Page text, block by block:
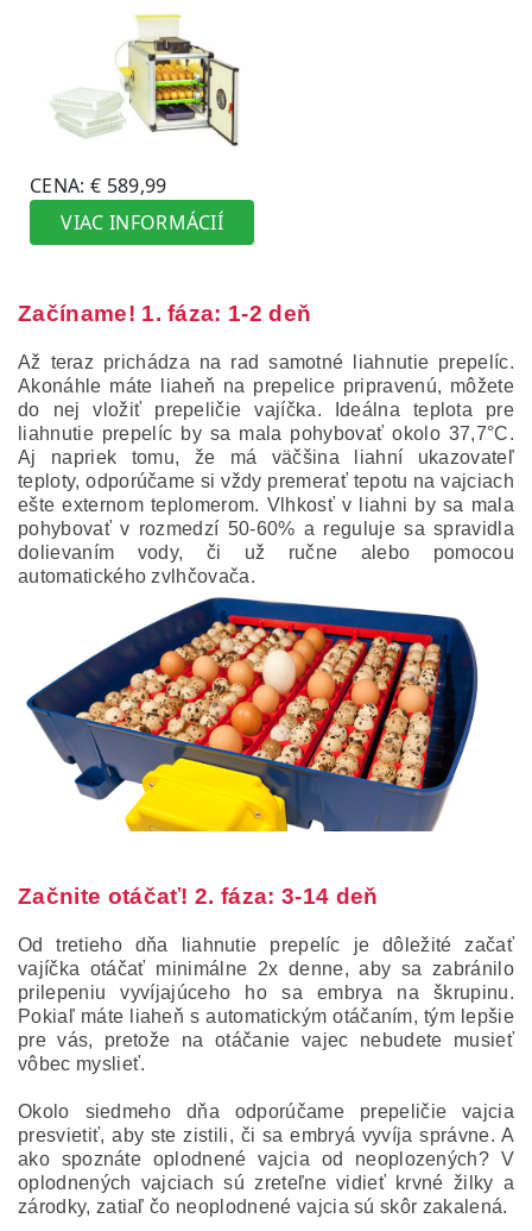
Začíname! 1. fáza: 1-2 deň
Až teraz prichádza na rad samotné liahnutie prepelíc.
Akonáhle máte liaheň na prepelice pripravenú, môžete
do nej vložiť prepeličie vajíčka. Ideálna teplota pre
liahnutie prepelíc by sa mala pohybovať okolo 37,7°C.
Aj napriek tomu, že má väčšina liahní ukazovateľ
teploty, odporúčame si vždy premerať tepotu na vajciach
ešte externom teplomerom. Vlhkosť v liahni by sa mala
pohybovať v rozmedzí 50-60% a reguluje sa spravidla
dolievaním vody, či už ručne alebo pomocou
automatického zvlhčovača.
Začnite otáčať! 2. fáza: 3-14 deň
Od tretieho dňa liahnutie prepelíc je dôležité začať
vajíčka otáčať minimálne 2x denne, aby sa zabránilo
prilepeniu vyvíjajúceho ho sa embrya na škrupinu.
Pokiaľ máte liaheň s automatickým otáčaním, tým lepšie
pre vás, pretože na otáčanie vajec nebudete musieť
vôbec myslieť.
Okolo siedmeho dňa odporúčame prepeličie vajcia
presvietiť, aby ste zistili, či sa embryá vyvíja správne. A
ako spoznáte oplodnené vajcia od neoplozených? V
oplodnených vajciach sú zreteľne vidieť krvné žilky a
zárodky, zatiaľ čo neoplodnené vajcia sú skôr zakalená.